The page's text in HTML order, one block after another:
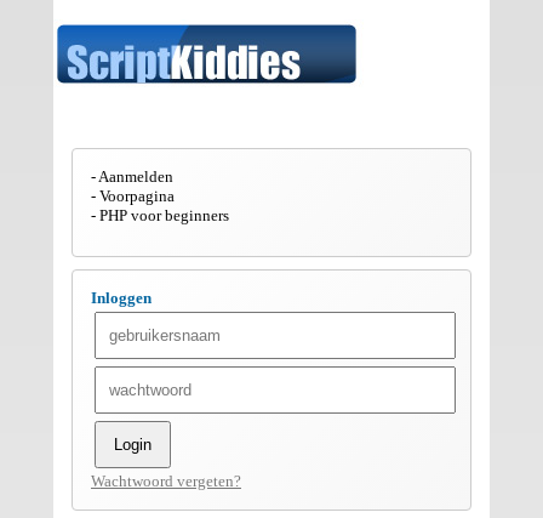
Aanmelden
Voorpagina
PHP voor beginners
Inloggen
Wachtwoord vergeten?